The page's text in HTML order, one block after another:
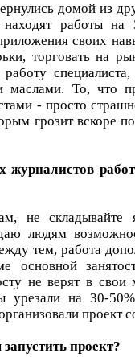
домой из
работы
своих
торговать на
маслами. То, что
- просто
грозит вскоре
журналистов
не складывайте
людям
тем, работа
основной
не верят в свои
урезали на 30-
проект
проект?